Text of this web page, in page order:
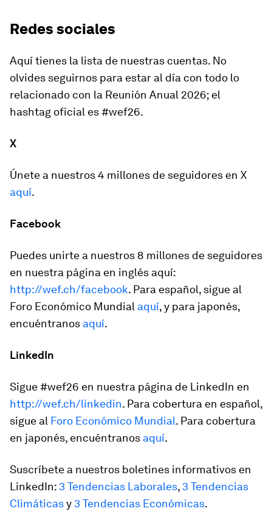
Redes sociales
Aquí tienes la lista de nuestras cuentas. No
olvides seguirnos para estar al día con todo lo
relacionado con la Reunión Anual 2026; el
hashtag oficial es #wef26.
X
Únete a nuestros 4 millones de seguidores en X
aquí.
Facebook
Puedes unirte a nuestros 8 millones de seguidores
en nuestra página en inglés aquí:
http://wef.ch/facebook. Para español, sigue al
Foro Económico Mundial aquí, y para japonés,
encuéntranos aquí.
LinkedIn
Sigue #wef26 en nuestra página de LinkedIn en
http://wef.ch/linkedin. Para cobertura en español,
sigue al Foro Económico Mundial. Para cobertura
en japonés, encuéntranos aquí.
Suscríbete a nuestros boletines informativos en
LinkedIn: 3 Tendencias Laborales, 3 Tendencias
Climáticasy 3 Tendencias Económicas.